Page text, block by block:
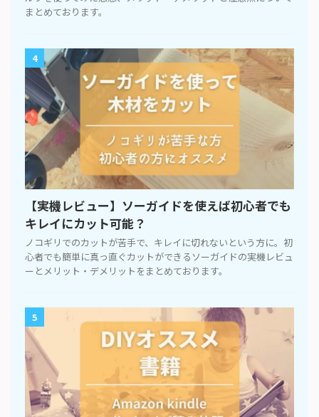
まとめております。
4
【実機レビュー】ソーガイドを使えば初心者でも
キレイにカット可能？
ノコギリでのカットが苦手で、キレイに切れないという方に。初
心者でも簡単に真っ直ぐカットができるソーガイドの実機レビュ
ーとメリット・デメリットをまとめております。
5